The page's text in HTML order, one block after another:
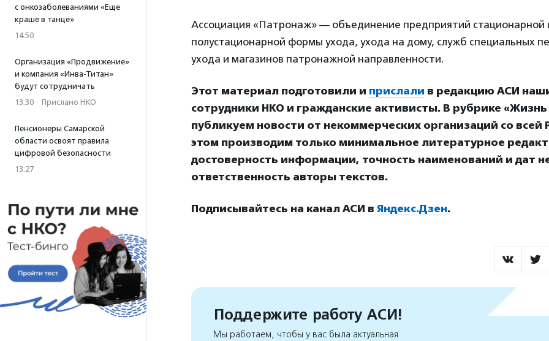
с онкозаболеваниями «Еще
краше в танце»
14:50
Организация «Продвижение»
и компания «Инва-Титан»
будут сотрудничать
13:30 · Прислано НКО
Пенсионеры Самарской
области освоят правила
цифровой безопасности
13:27
Ассоциация «Патронаж» — объединение предприятий стационарной
полустационарной формы ухода, ухода на дому, служб специальных
ухода и магазинов патронажной направленности.
Этот материал подготовили и прислали в редакцию АСИ
сотрудники НКО и гражданские активисты. В рубрике
публикуем новости от некоммерческих организаций со всей
этом производим только минимальное литературное
достоверность информации, точность наименований и дат
ответственность авторы текстов.
Подписывайтесь на канал АСИ в Яндекс.Дзен.
Поддержите работу АСИ!
Мы работаем, чтобы у вас была актуальная